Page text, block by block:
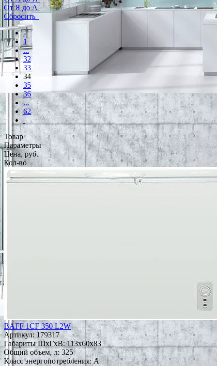
От Я до А
Сбросить
1
...
32
33
34
35
36
...
62
Товар
Параметры
Цена, руб.
Кол-во
BAFF 1CF 350 L2W
Артикул: 179317
Габариты ШxГxВ: 113x60x83
Общий объем, л: 325
Класс энергопотребления: A